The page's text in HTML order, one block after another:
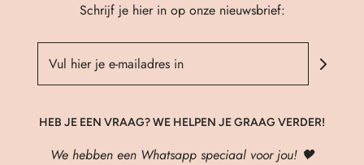
Schrijf je hier in op onze nieuwsbrief:
HEB JE EEN VRAAG? WE HELPEN JE GRAAG VERDER!
We hebben een Whatsapp speciaal voor jou! 🖤